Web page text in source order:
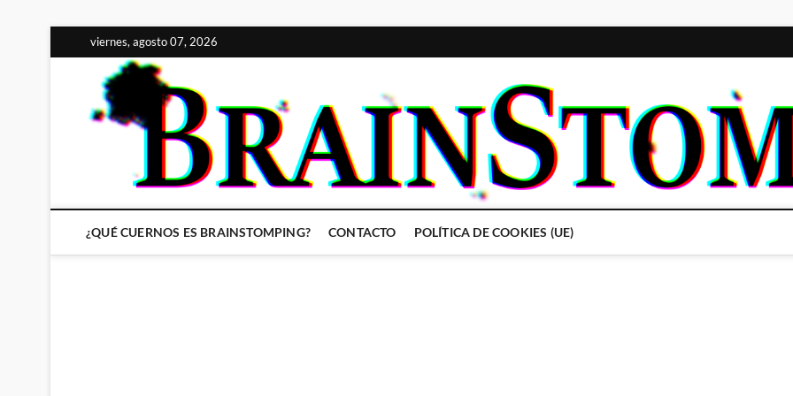
al
contenido
viernes, agosto 07, 2026
¿QUÉ CUERNOS ES BRAINSTOMPING? CONTACTO POLÍTICA DE COOKIES (UE)